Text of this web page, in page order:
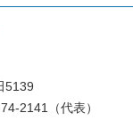
5139
2141（代表）